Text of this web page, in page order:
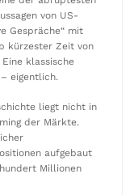
von US-
Gespräche“ mit
kürzester Zeit von
klassische
eigentlich.
liegt nicht in
der Märkte.
aufgebaut
Millionen